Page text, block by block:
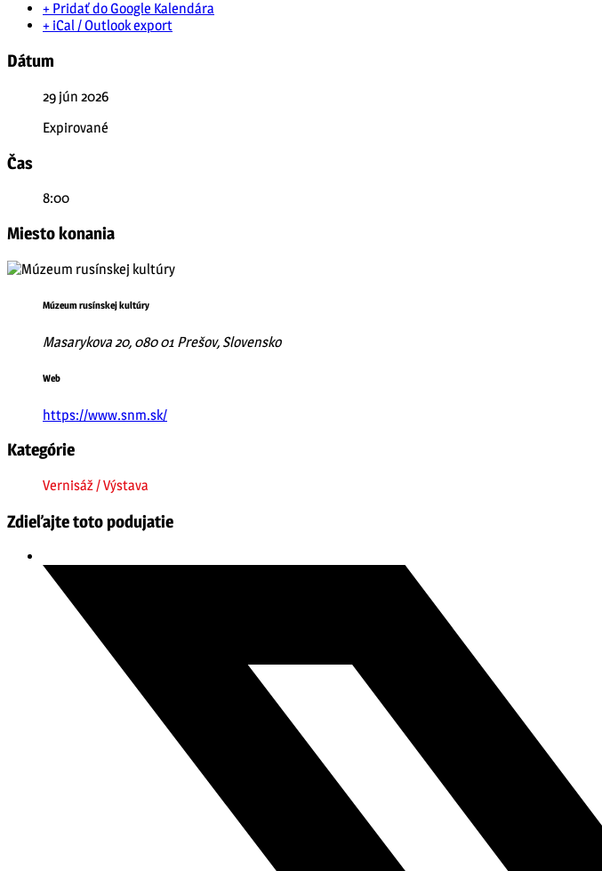
+ Pridať do Google Kalendára
+ iCal / Outlook export
Dátum
29 jún 2026
Expirované
Čas
8:00
Miesto konania
Múzeum rusínskej kultúry
Masarykova 20, 080 01 Prešov, Slovensko
Web
https://www.snm.sk/
Kategórie
Vernisáž / Výstava
Zdieľajte toto podujatie